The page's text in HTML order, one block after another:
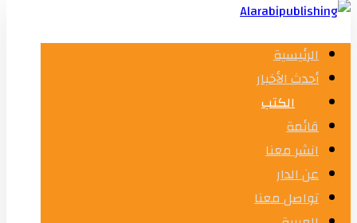
الرئيسية
أحدث الأخبار
الكتب
قائمة
انشر معنا
عن الدار
تواصل معنا